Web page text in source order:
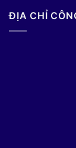
ĐỊA CHỈ